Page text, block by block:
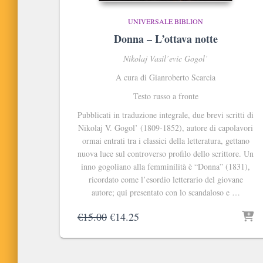
UNIVERSALE BIBLION
Donna – L’ottava notte
Nikolaj Vasil’evic Gogol’
A cura di Gianroberto Scarcia
Testo russo a fronte
Pubblicati in traduzione integrale, due brevi scritti di
Nikolaj V. Gogol’ (1809-1852), autore di capolavori
ormai entrati tra i classici della letteratura, gettano
nuova luce sul controverso profilo dello scrittore. Un
inno gogoliano alla femminilità è “Donna” (1831),
ricordato come l’esordio letterario del giovane
autore; qui presentato con lo scandaloso e …
€15.00 Il
originale
€14.25
attuale